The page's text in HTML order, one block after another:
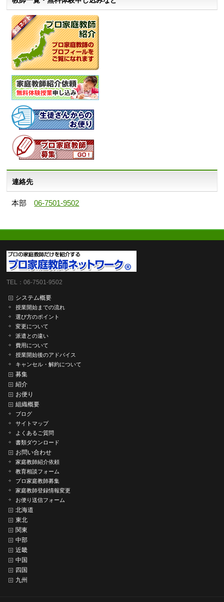
連絡先
本部06-7501-9502
TEL：06-7501-9502
システム概要
授業開始までの流れ
選び方のポイント
変更について
派遣との違い
費用について
授業開始後のアドバイス
キャンセル・解約について
募集
紹介
お便り
組織概要
ブログ
サイトマップ
よくあるご質問
書類ダウンロード
お問い合わせ
家庭教師紹介依頼
教育相談フォーム
プロ家庭教師募集
家庭教師登録情報変更
お便り送信フォーム
北海道
東北
関東
中部
近畿
中国
四国
九州